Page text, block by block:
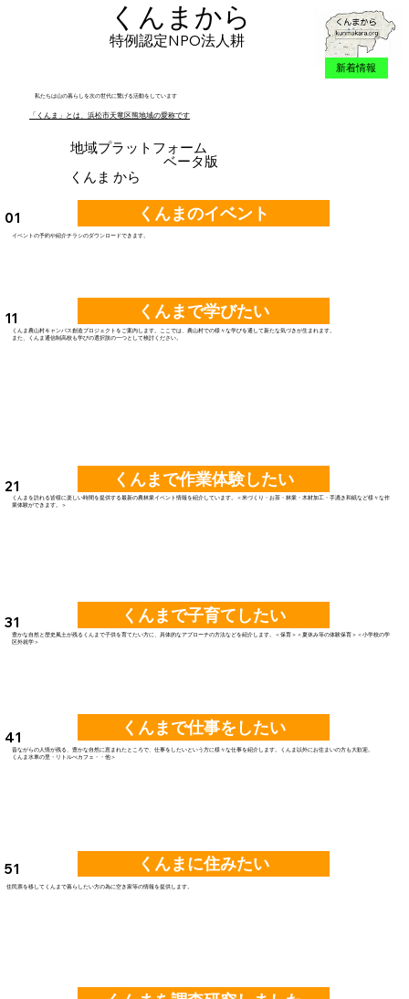
くんまから
特例認定NPO法人耕
私たちは山の暮らしを次の世代に繋げる活動をしています
新着情報
「くんま」とは、浜松市天竜区熊地域の愛称です
住民票を移してくんまで暮らしたい方の為に空き家等の情報を提供します。
くんまに住みたい
51
昔ながらの人情が残る、豊かな自然に恵まれたところで、仕事をしたいという方に様々な仕事を紹介します。くんま以外にお住まいの方も大歓迎。
くんま水車の里・リトルべカフェ・・他＞
くんまで仕事をしたい
41
豊かな自然と歴史風土が残るくんまで子供を育てたい方に、具体的なアプローチの方法などを紹介します。＜保育＞＜夏休み等の体験保育＞＜小学校の学
区外就学＞
31 くんまで子育てしたい
くんまを訪れる皆様に楽しい時間を提供する最新の農林業イベント情報を紹介しています。＜米づくり・お茶・林業・木材加工・手漉き和紙など様々な作
業体験ができます。＞
くんまで作業体験したい
21
くんま農山村キャンパス創造プロジェクトをご案内します。ここでは、農山村での様々な学びを通して新たな気づきが生まれます。
​また、くんま通信制高校も学びの選択肢の一つとして検討ください。
11 くんまで学びたい
​イベントの予約や紹介チラシのダウンロードできます。
01 くんまのイベント
くんま から
地域プラットフォーム
​ベータ版